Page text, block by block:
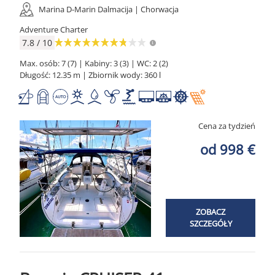
Marina D-Marin Dalmacija | Chorwacja
Adventure Charter
7.8 / 10
Max. osób: 7 (7) | Kabiny: 3 (3) | WC: 2 (2)
Długość: 12.35 m | Zbiornik wody: 360 l
Cena za tydzień
od 998 €
ZOBACZ
SZCZEGÓŁY